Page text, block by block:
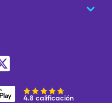
4.8 calificación